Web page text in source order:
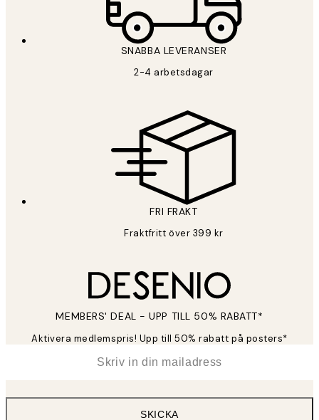
SNABBA LEVERANSER
2-4 arbetsdagar
FRI FRAKT
Fraktfritt över 399 kr
MEMBERS' DEAL - UPP TILL 50% RABATT*
Aktivera medlemspris! Upp till 50% rabatt på posters*
SKICKA